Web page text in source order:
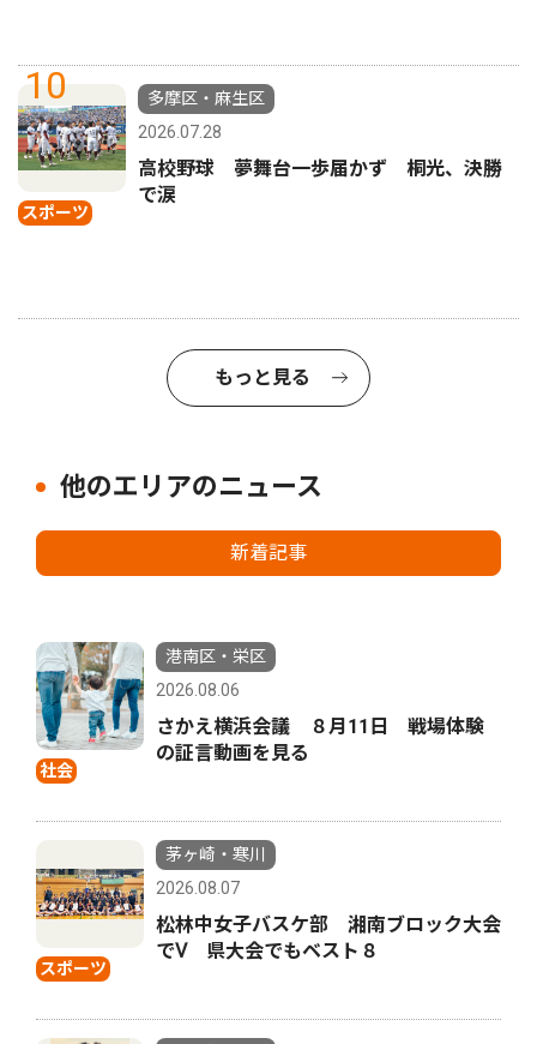
10
スポーツ
多摩区・麻生区
2026.07.28
高校野球 夢舞台一歩届かず 桐光、決勝
で涙
もっと見る
他のエリアのニュース
新着記事
社会
港南区・栄区
2026.08.06
さかえ横浜会議 ８月11日 戦場体験
の証言動画を見る
スポーツ
茅ヶ崎・寒川
2026.08.07
松林中女子バスケ部 湘南ブロック大会
でⅤ 県大会でもベスト８